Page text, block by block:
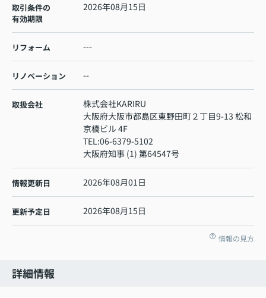
取引条件の
有効期限
2026年08月15日
リフォーム ---
リノベーション --
取扱会社
株式会社KARIRU
大阪府大阪市都島区東野田町２丁目9-13 松和
京橋ビル 4F
TEL:06-6379-5102
大阪府知事 (1) 第64547号
情報更新日 2026年08月01日
更新予定日 2026年08月15日
情報の見方
詳細情報